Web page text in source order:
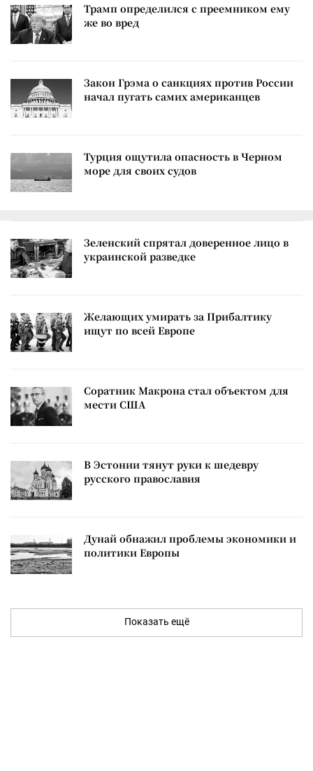
Трамп определился с преемником ему
же во вред
Закон Грэма о санкциях против России
начал пугать самих американцев
Турция ощутила опасность в Черном
море для своих судов
Зеленский спрятал доверенное лицо в
украинской разведке
Желающих умирать за Прибалтику
ищут по всей Европе
Соратник Макрона стал объектом для
мести США
В Эстонии тянут руки к шедевру
русского православия
Дунай обнажил проблемы экономики и
политики Европы
Показать ещё